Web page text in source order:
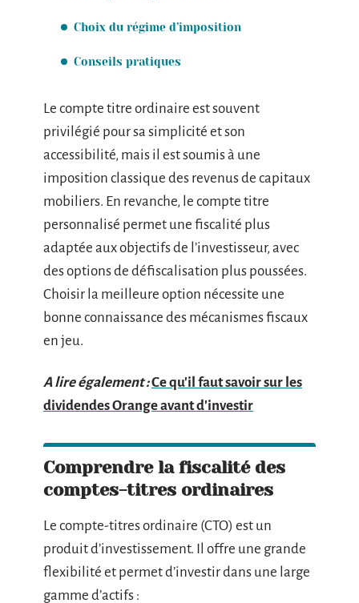
Choix du régime d’imposition
Conseils pratiques
Le compte titre ordinaire est souvent
privilégié pour sa simplicité et son
accessibilité, mais il est soumis à une
imposition classique des revenus de capitaux
mobiliers. En revanche, le compte titre
personnalisé permet une fiscalité plus
adaptée aux objectifs de l’investisseur, avec
des options de défiscalisation plus poussées.
Choisir la meilleure option nécessite une
bonne connaissance des mécanismes fiscaux
en jeu.
A lire également :Ce qu'il faut savoir sur les
dividendes Orange avant d'investir
Comprendre la fiscalité des
comptes-titres ordinaires
Le compte-titres ordinaire (CTO) est un
produit d’investissement. Il offre une grande
flexibilité et permet d’investir dans une large
gamme d’actifs :